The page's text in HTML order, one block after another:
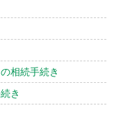
相続手続き
き